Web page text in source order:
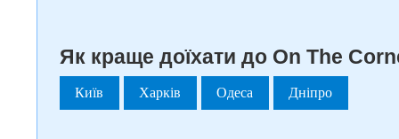
Як краще доїхати до On The
Київ Харків Одеса Дніпро